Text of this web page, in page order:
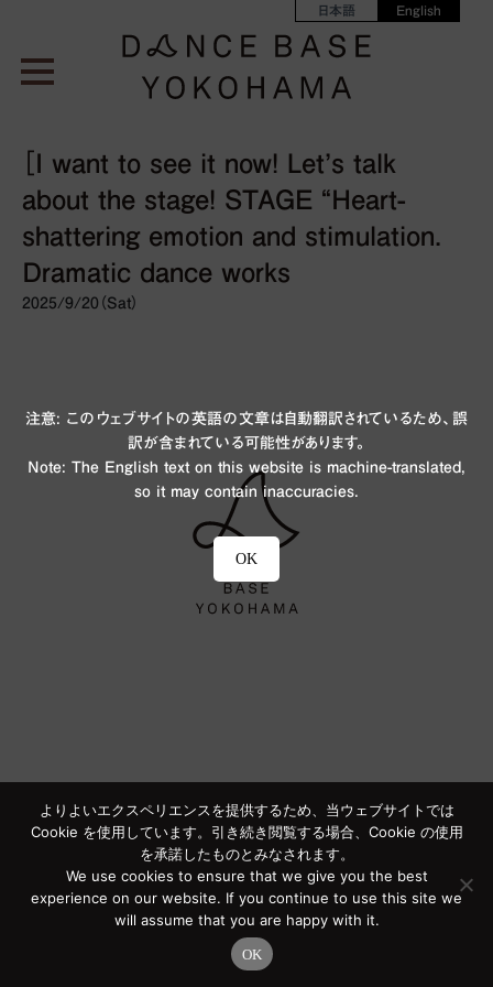
日本語 English
［I want to see it now! Let’s talk
about the stage! STAGE “Heart-
shattering emotion and stimulation.
Dramatic dance works
2025/9/20（Sat）
よりよいエクスペリエンスを提供するため、当ウェブサイトでは
Cookie を使用しています。引き続き閲覧する場合、Cookie の使用
を承諾したものとみなされます。
We use cookies to ensure that we give you the best
experience on our website. If you continue to use this site we
will assume that you are happy with it.
OK
注意: このウェブサイトの英語の文章は自動翻訳されているため、誤
訳が含まれている可能性があります。
Note: The English text on this website is machine-translated,
so it may contain inaccuracies.
OK